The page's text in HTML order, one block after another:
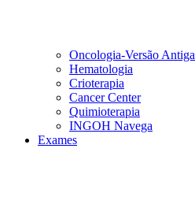
Oncologia-Versão Antiga
Hematologia
Crioterapia
Cancer Center
Quimioterapia
INGOH Navega
Exames